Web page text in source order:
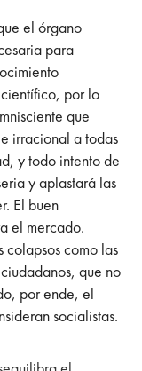
el órgano
para
por lo
que
irracional a todas
y todo intento de
y aplastará las
El buen
el mercado.
como las
que no
por ende, el
socialistas.